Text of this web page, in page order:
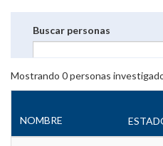
Buscar personas
Mostrando 0personas
NOMBRE